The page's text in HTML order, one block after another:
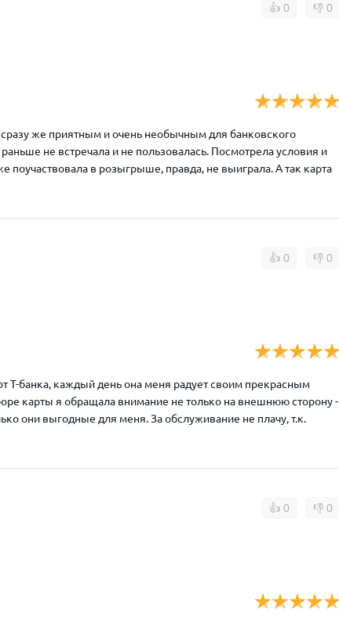
👍 0 👎 0
же приятным и очень необычным для банковского
не встречала и не пользовалась. Посмотрела условия и
поучаствовала в розыгрыше, правда, не выиграла. А так карта
👍 0 👎 0
Т-банка, каждый день она меня радует своим прекрасным
карты я обращала внимание не только на внешнюю сторону -
они выгодные для меня. За обслуживание не плачу, т.к.
👍 0 👎 0